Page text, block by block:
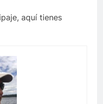
aquí tienes